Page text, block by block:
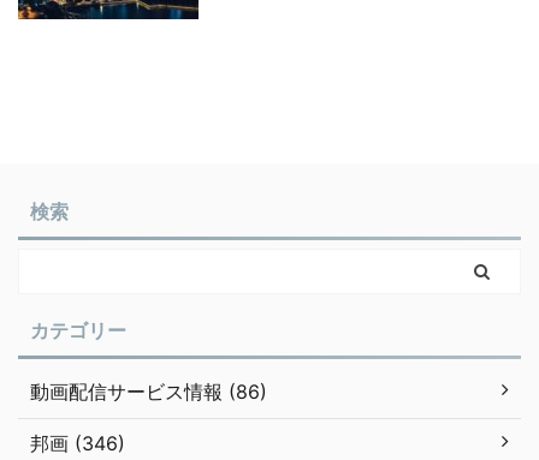
検索
カテゴリー
動画配信サービス情報 (86)
邦画 (346)